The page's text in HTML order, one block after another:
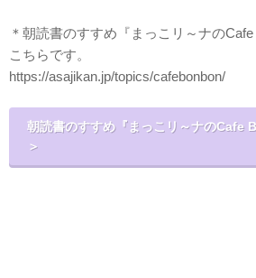
＊朝読書のすすめ『まっこリ～ナの
こちらです。
https://asajikan.jp/topics/cafebonbon/
朝読書のすすめ『まっこリ～ナのCafe
＞